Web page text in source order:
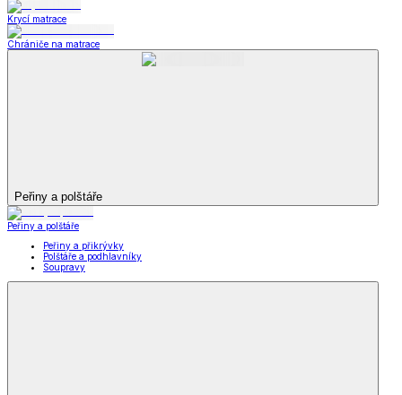
Krycí matrace
Chrániče na matrace
Peřiny a polštáře
Peřiny a polštáře
Peřiny a přikrývky
Polštáře a podhlavníky
Soupravy